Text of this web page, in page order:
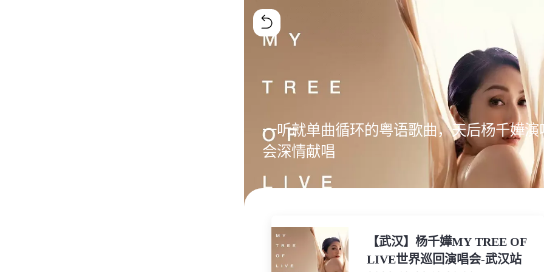
一听就单曲循环的粤语歌曲，天后杨千嬅演
会深情献唱
【武汉】杨千嬅MY TREE OF
LIVE世界巡回演唱会-武汉站